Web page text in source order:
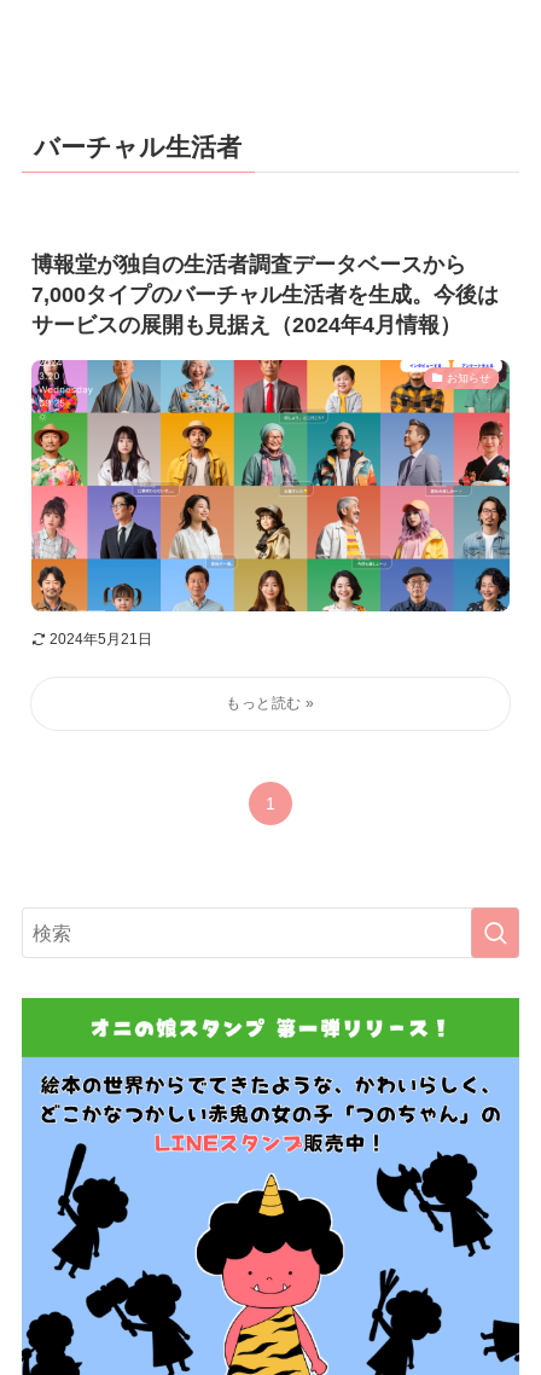
バーチャル生活者
博報堂が独自の生活者調査データベースから
7,000タイプのバーチャル生活者を生成。今後は
サービスの展開も見据え（2024年4月情報）
お知らせ
2024年5月21日
1